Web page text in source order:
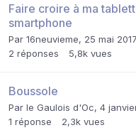
Faire croire à ma
smartphone
Par 16neuvieme, 25 mai 2017
2 réponses 5,8k vues
Boussole
Par le Gaulois d'Oc, 4
1 réponse 2,3k vues